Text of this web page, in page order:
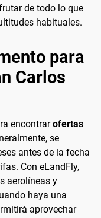
de todo lo que
habituales.
para
Carlos
encontrarofertas
se
antes de la fecha
Con eLandFly,
aerolíneas y
haya una
aprovechar